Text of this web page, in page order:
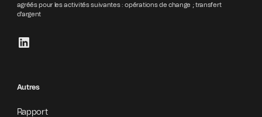
agréés pour les activités suivantes : opérations de change ; transfert
d'argent
Autres
Rapport